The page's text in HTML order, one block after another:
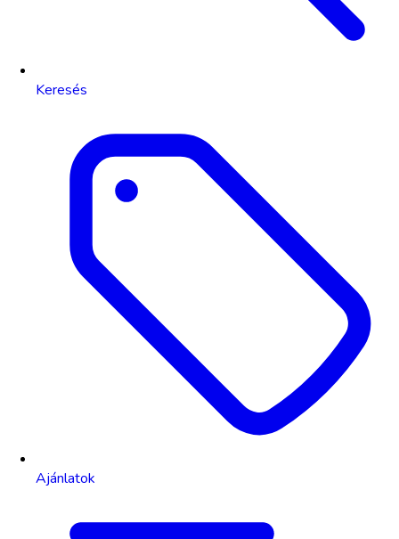
Keresés
Ajánlatok